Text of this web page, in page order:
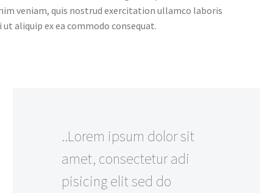
veniam, quis nostrud exercitation ullamco laboris
ut aliquip ex ea commodo consequat.
..Lorem ipsum dolor sit
amet, consectetur adi
pisicing elit sed do